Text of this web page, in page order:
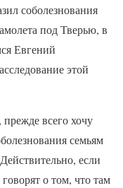
соболезнования
под Тверью, в
Евгений
этой
всего хочу
семьям
если
о том, что там